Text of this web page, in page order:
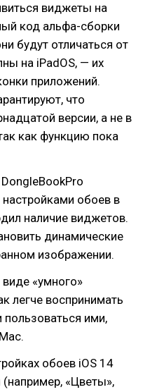
виджеты на
код альфа-сборки
будут отличаться от
на iPadOS, — их
приложений.
что
версии, а не в
как функцию пока
обоев в
наличие виджетов.
динамические
изображении.
«умного»
легче воспринимать
ими,
обоев iOS 14
«Цветы»,